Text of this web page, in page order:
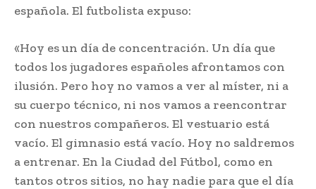
española. El futbolista expuso:
«Hoy es un día de concentración. Un día que
todos los jugadores españoles afrontamos con
ilusión. Pero hoy no vamos a ver al míster, ni a
su cuerpo técnico, ni nos vamos a reencontrar
con nuestros compañeros. El vestuario está
vacío. El gimnasio está vacío. Hoy no saldremos
a entrenar. En la Ciudad del Fútbol, como en
tantos otros sitios, no hay nadie para que el día